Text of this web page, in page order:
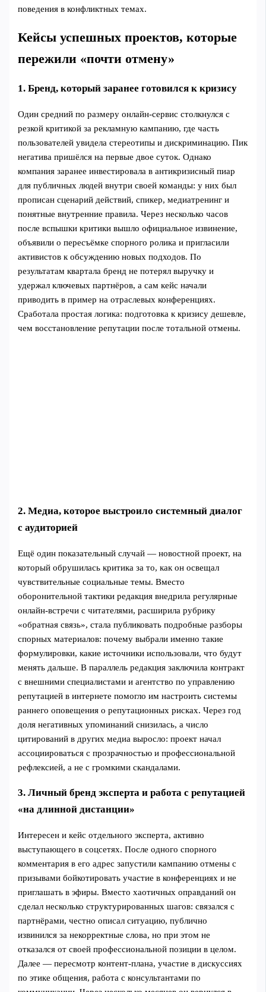
поведения в конфликтных темах.
Кейсы успешных проектов, которые
пережили «почти отмену»
1. Бренд, который заранее готовился к кризису
Один средний по размеру онлайн‑сервис столкнулся с
резкой критикой за рекламную кампанию, где часть
пользователей увидела стереотипы и дискриминацию. Пик
негатива пришёлся на первые двое суток. Однако
компания заранее инвестировала в антикризисный пиар
для публичных людей внутри своей команды: у них был
прописан сценарий действий, спикер, медиатренинг и
понятные внутренние правила. Через несколько часов
после вспышки критики вышло официальное извинение,
объявили о пересъёмке спорного ролика и пригласили
активистов к обсуждению новых подходов. По
результатам квартала бренд не потерял выручку и
удержал ключевых партнёров, а сам кейс начали
приводить в пример на отраслевых конференциях.
Сработала простая логика: подготовка к кризису дешевле,
чем восстановление репутации после тотальной отмены.
2. Медиа, которое выстроило системный диалог
с аудиторией
Ещё один показательный случай — новостной проект, на
который обрушилась критика за то, как он освещал
чувствительные социальные темы. Вместо
оборонительной тактики редакция внедрила регулярные
онлайн‑встречи с читателями, расширила рубрику
«обратная связь», стала публиковать подробные разборы
спорных материалов: почему выбрали именно такие
формулировки, какие источники использовали, что будут
менять дальше. В параллель редакция заключила контракт
с внешними специалистами и агентство по управлению
репутацией в интернете помогло им настроить системы
раннего оповещения о репутационных рисках. Через год
доля негативных упоминаний снизилась, а число
цитирований в других медиа выросло: проект начал
ассоциироваться с прозрачностью и профессиональной
рефлексией, а не с громкими скандалами.
3. Личный бренд эксперта и работа с репутацией
«на длинной дистанции»
Интересен и кейс отдельного эксперта, активно
выступающего в соцсетях. После одного спорного
комментария в его адрес запустили кампанию отмены с
призывами бойкотировать участие в конференциях и не
приглашать в эфиры. Вместо хаотичных оправданий он
сделал несколько структурированных шагов: связался с
партнёрами, честно описал ситуацию, публично
извинился за некорректные слова, но при этом не
отказался от своей профессиональной позиции в целом.
Далее — пересмотр контент-плана, участие в дискуссиях
по этике общения, работа с консультантами по